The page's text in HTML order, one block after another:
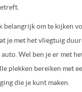
belangrijk om te kijken
je met het vliegtuig
Wel ben je er met
plekken bereiken met
die je kunt maken.